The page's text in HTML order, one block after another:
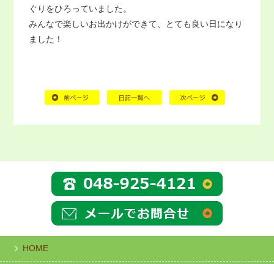
ぐりをひろっていました。
みんなで楽しいお出かけができて、とても良い日になり
ました！
HOME